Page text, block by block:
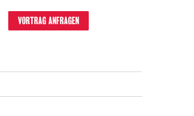
VORTRAG ANFRAGEN